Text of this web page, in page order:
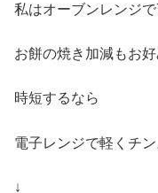
私はオーブンレンジ
お餅の焼き加減もお好
時短するなら
電子レンジで軽くチン
↓